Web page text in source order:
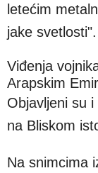
letećim
jake svetlosti".
Viđenja
Arapskim
Objavljeni su
na Bliskom
Na snimcima